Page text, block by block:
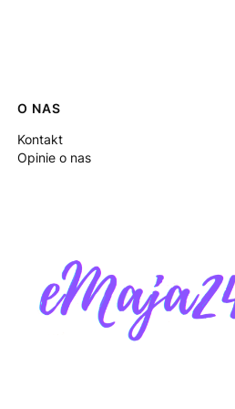
O NAS
Kontakt
Opinie o nas